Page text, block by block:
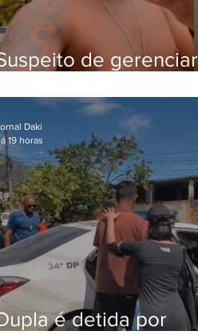
de gerenciar
meses foragido
é detida por
Daki
19 horas